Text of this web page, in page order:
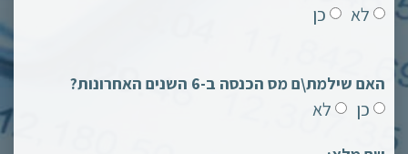
לא כן
האם שילמת\ם מס הכנסה ב-6 השנים האחרונות?
כן לא